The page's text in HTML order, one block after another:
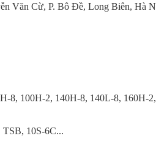
Văn Cừ, P. Bô Đề, Long Biên, Hà
8, 100H-2, 140H-8, 140L-8, 160H-
10S-6C...